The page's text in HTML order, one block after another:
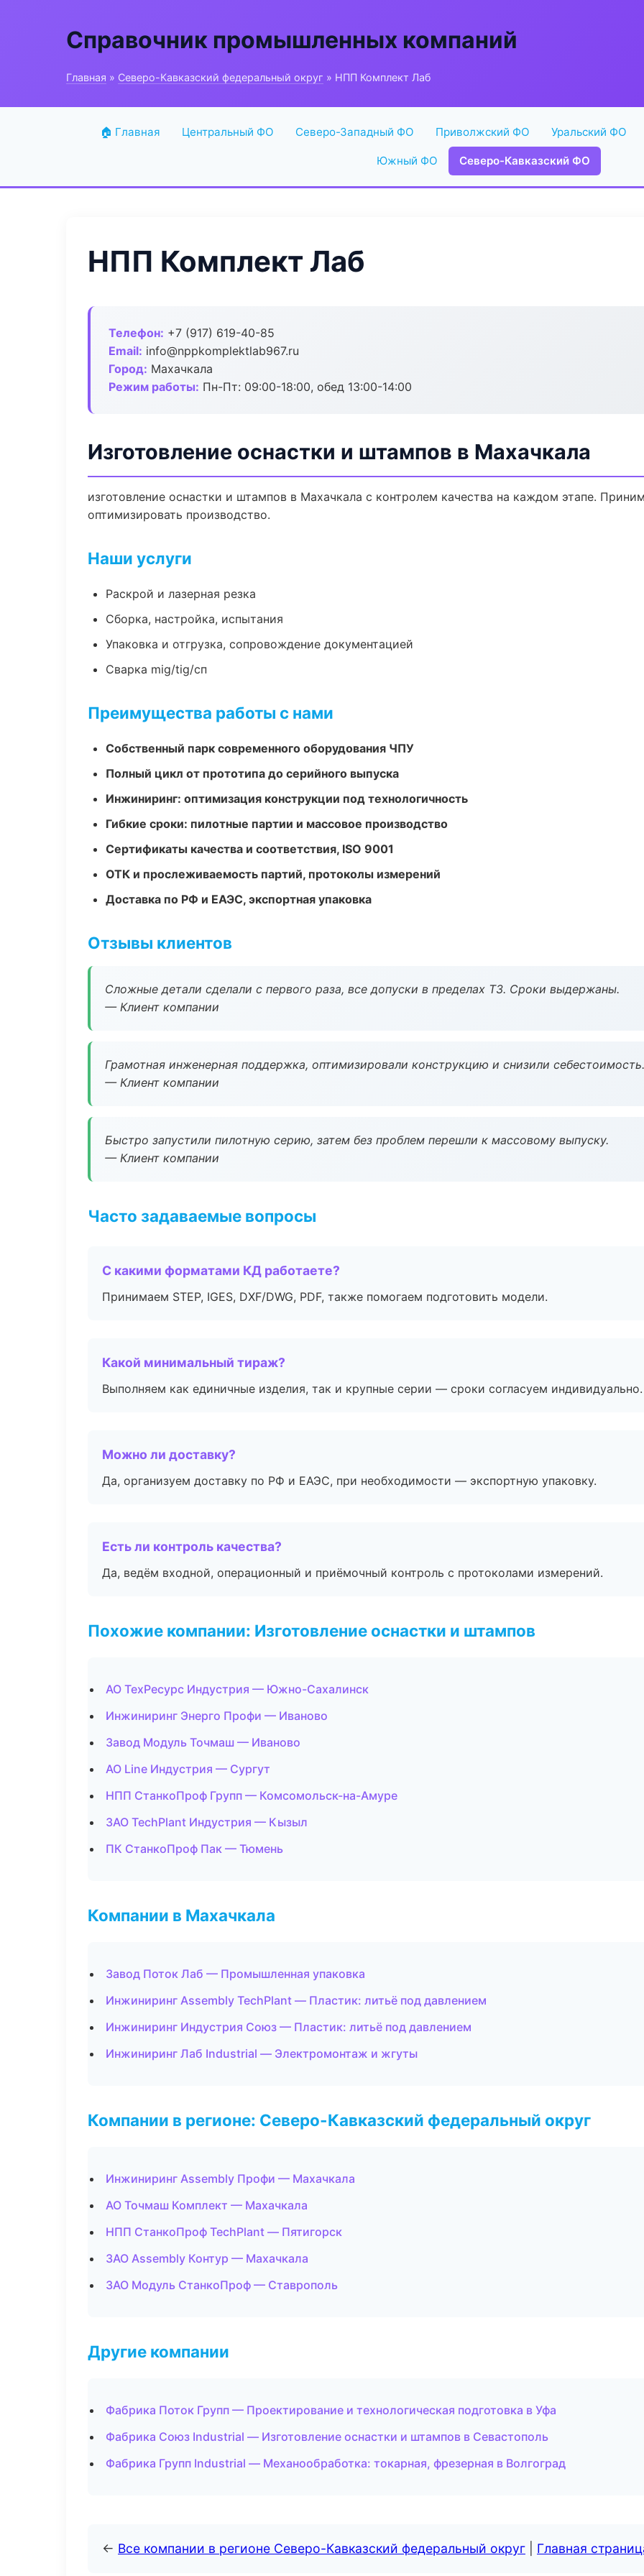
Справочник промышленных компаний
Главная » Северо-Кавказский федеральный округ » НПП Комплект Лаб
🏠 Главная Центральный ФО Северо-Западный ФО Приволжский ФО Уральский ФО
Южный ФО Северо-Кавказский ФО
НПП Комплект Лаб
Телефон: +7 (917) 619-40-85
Email: info@nppkomplektlab967.ru
Город: Махачкала
Режим работы: Пн-Пт: 09:00-18:00, обед 13:00-14:00
Изготовление оснастки и штампов в Махачкала
изготовление оснастки и штампов в Махачкала с контролем качества на каждом этапе.
оптимизировать производство.
Наши услуги
Раскрой и лазерная резка
Сборка, настройка, испытания
Упаковка и отгрузка, сопровождение документацией
Сварка mig/tig/сп
Преимущества работы с нами
Собственный парк современного оборудования ЧПУ
Полный цикл от прототипа до серийного выпуска
Инжиниринг: оптимизация конструкции под технологичность
Гибкие сроки: пилотные партии и массовое производство
Сертификаты качества и соответствия, ISO 9001
ОТК и прослеживаемость партий, протоколы измерений
Доставка по РФ и ЕАЭС, экспортная упаковка
Отзывы клиентов
Сложные детали сделали с первого раза, все допуски в пределах ТЗ. Сроки выдержаны.
— Клиент компании
Грамотная инженерная поддержка, оптимизировали конструкцию и снизили себестоимость.
— Клиент компании
Быстро запустили пилотную серию, затем без проблем перешли к массовому выпуску.
— Клиент компании
Часто задаваемые вопросы
С какими форматами КД работаете?
Принимаем STEP, IGES, DXF/DWG, PDF, также помогаем подготовить модели.
Какой минимальный тираж?
Выполняем как единичные изделия, так и крупные серии — сроки согласуем индивидуально.
Можно ли доставку?
Да, организуем доставку по РФ и ЕАЭС, при необходимости — экспортную упаковку.
Есть ли контроль качества?
Да, ведём входной, операционный и приёмочный контроль с протоколами измерений.
Похожие компании: Изготовление оснастки и штампов
АО ТехРесурс Индустрия — Южно-Сахалинск
Инжиниринг Энерго Профи — Иваново
Завод Модуль Точмаш — Иваново
АО Line Индустрия — Сургут
НПП СтанкоПроф Групп — Комсомольск-на-Амуре
ЗАО TechPlant Индустрия — Кызыл
ПК СтанкоПроф Пак — Тюмень
Компании в Махачкала
Завод Поток Лаб — Промышленная упаковка
Инжиниринг Assembly TechPlant — Пластик: литьё под давлением
Инжиниринг Индустрия Союз — Пластик: литьё под давлением
Инжиниринг Лаб Industrial — Электромонтаж и жгуты
Компании в регионе: Северо-Кавказский федеральный округ
Инжиниринг Assembly Профи — Махачкала
АО Точмаш Комплект — Махачкала
НПП СтанкоПроф TechPlant — Пятигорск
ЗАО Assembly Контур — Махачкала
ЗАО Модуль СтанкоПроф — Ставрополь
Другие компании
Фабрика Поток Групп — Проектирование и технологическая подготовка в Уфа
Фабрика Союз Industrial — Изготовление оснастки и штампов в Севастополь
Фабрика Групп Industrial — Механообработка: токарная, фрезерная в Волгоград
← Все компании в регионе Северо-Кавказский федеральный округ Главная